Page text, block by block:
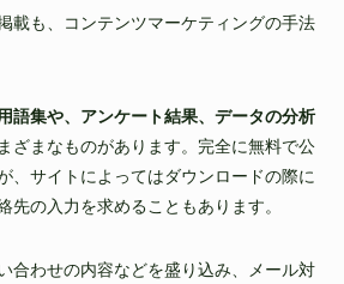
載も、コンテンツマーケティングの手法
語集や、アンケート結果、データの分析
ざまなものがあります。完全に無料で公
、サイトによってはダウンロードの際に
先の入力を求めることもあります。
合わせの内容などを盛り込み、メール対